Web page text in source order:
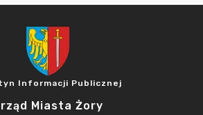
Informacji Publicznej
Miasta Żory